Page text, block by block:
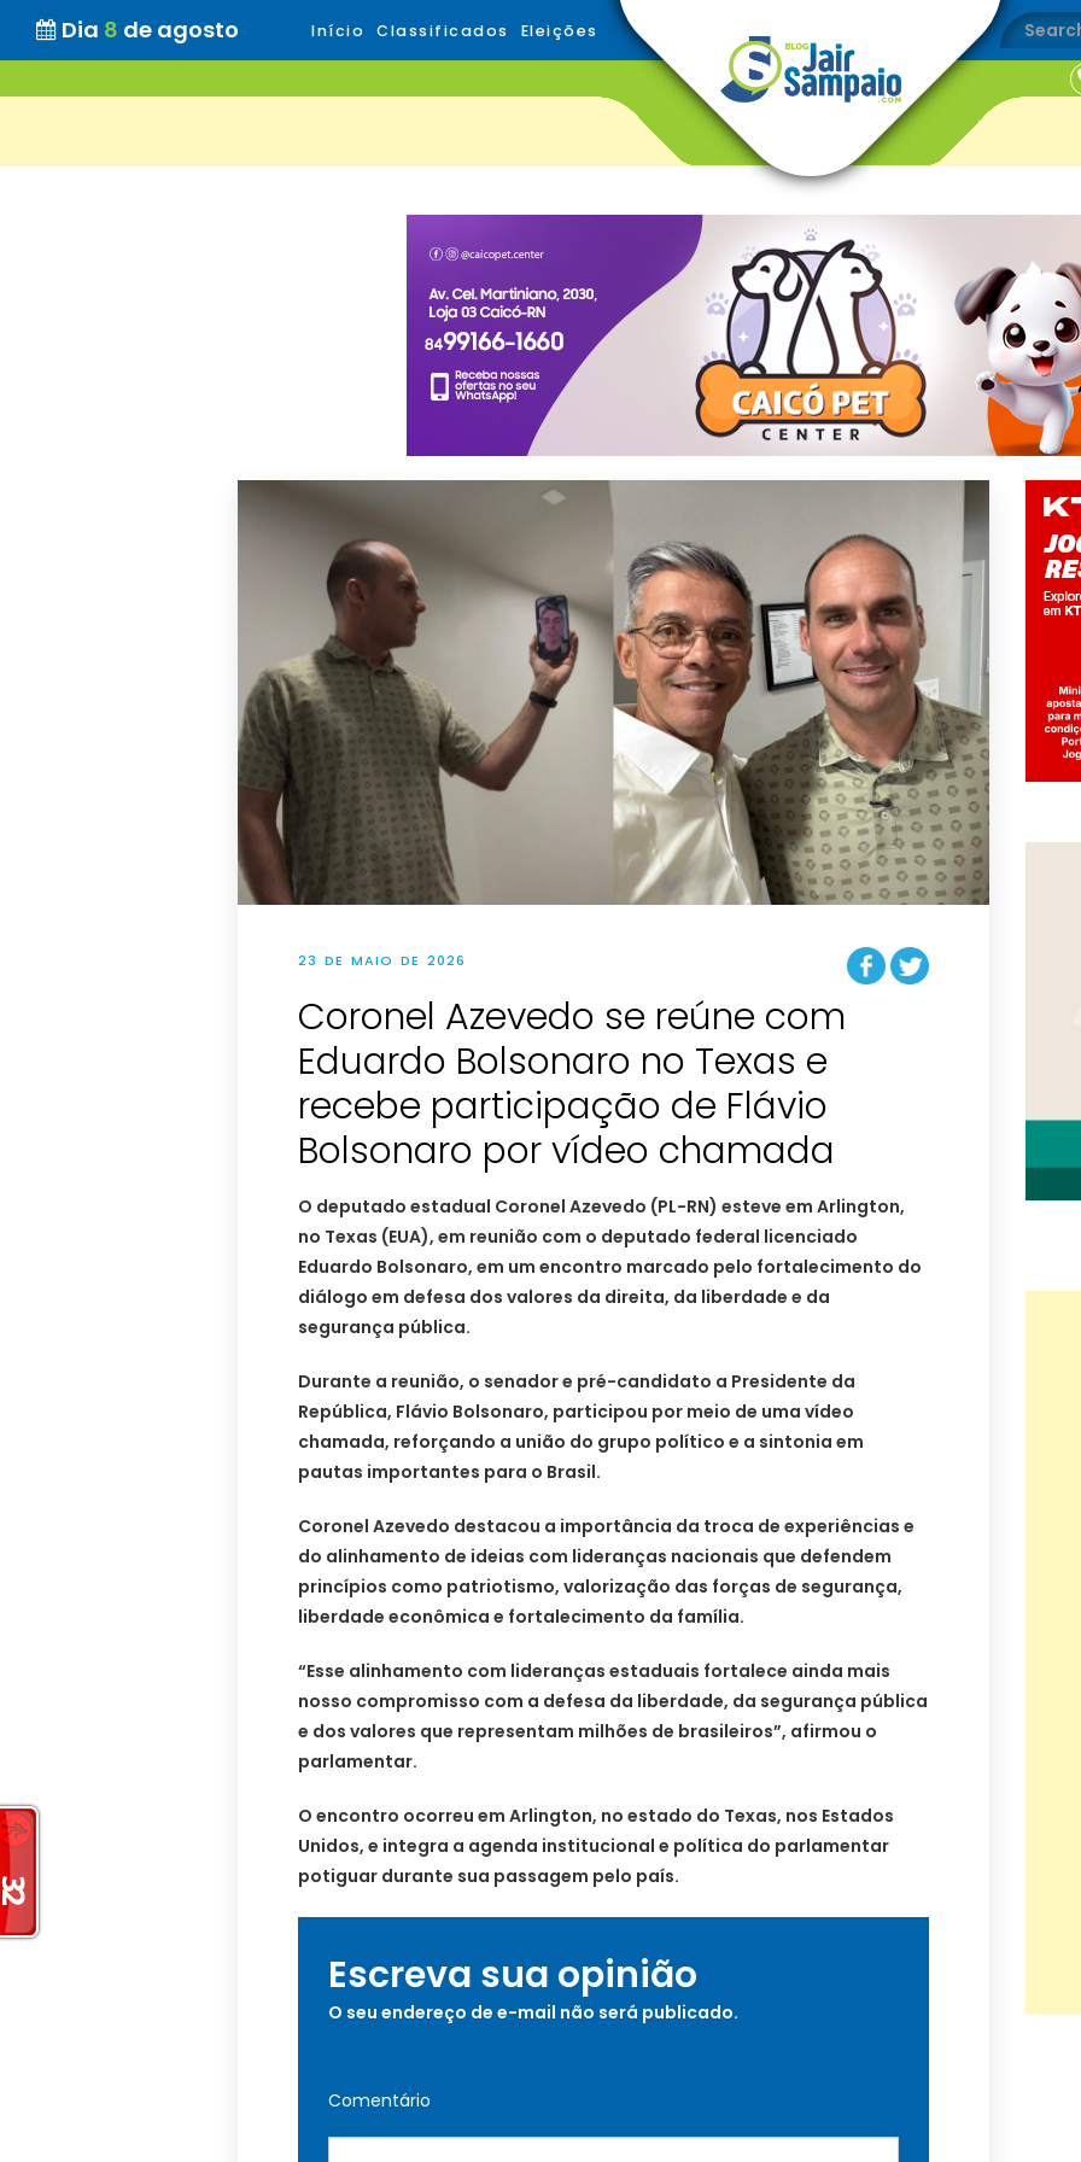
Dia 8 de agosto Início Classificados Eleições
23 DE MAIO DE 2026
Coronel Azevedo se reúne com
Eduardo Bolsonaro no Texas e
recebe participação de Flávio
Bolsonaro por vídeo chamada
O deputado estadual Coronel Azevedo (PL-RN) esteve em Arlington,
no Texas (EUA), em reunião com o deputado federal licenciado
Eduardo Bolsonaro, em um encontro marcado pelo fortalecimento do
diálogo em defesa dos valores da direita, da liberdade e da
segurança pública.
Durante a reunião, o senador e pré-candidato a Presidente da
República, Flávio Bolsonaro, participou por meio de uma vídeo
chamada, reforçando a união do grupo político e a sintonia em
pautas importantes para o Brasil.
Coronel Azevedo destacou a importância da troca de experiências e
do alinhamento de ideias com lideranças nacionais que defendem
princípios como patriotismo, valorização das forças de segurança,
liberdade econômica e fortalecimento da família.
“Esse alinhamento com lideranças estaduais fortalece ainda mais
nosso compromisso com a defesa da liberdade, da segurança pública
e dos valores que representam milhões de brasileiros”, afirmou o
parlamentar.
O encontro ocorreu em Arlington, no estado do Texas, nos Estados
Unidos, e integra a agenda institucional e política do parlamentar
potiguar durante sua passagem pelo país.
Escreva sua opinião
O seu endereço de e-mail não será publicado.
Comentário